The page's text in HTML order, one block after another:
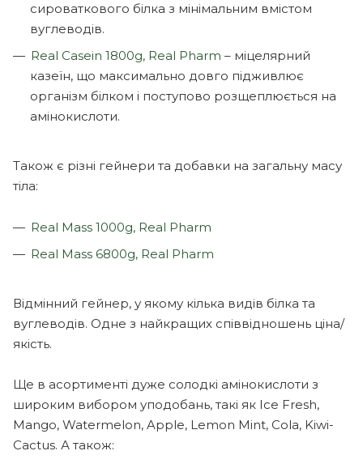
сироваткового білка з мінімальним вмістом
вуглеводів.
Real Casein 1800g, Real Pharm – міцелярний
казеїн, що максимально довго підживлює
організм білком і поступово розщеплюється на
амінокислоти.
Також є різні гейнери та добавки на загальну масу
тіла:
Real Mass 1000g, Real Pharm
Real Mass 6800g, Real Pharm
Відмінний гейнер, у якому кілька видів білка та
вуглеводів. Одне з найкращих співвідношень ціна/
якість.
Ще в асортименті дуже солодкі амінокислоти з
широким вибором уподобань, такі як Ice Fresh,
Mango, Watermelon, Apple, Lemon Mint, Cola, Kiwi-
Cactus. А також: